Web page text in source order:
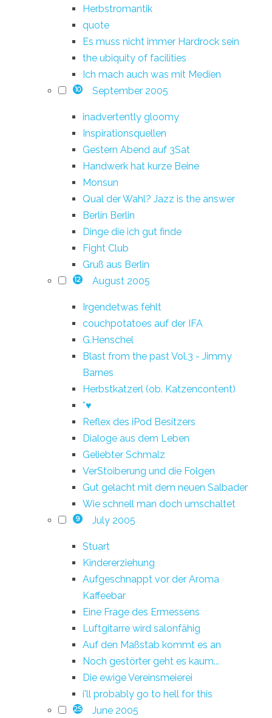
Herbstromantik
quote
Es muss nicht immer Hardrock sein
the ubiquity of facilities
Ich mach auch was mit Medien
10 September 2005
inadvertently gloomy
Inspirationsquellen
Gestern Abend auf 3Sat
Handwerk hat kurze Beine
Monsun
Qual der Wahl? Jazz is the answer
Berlin Berlin
Dinge die ich gut finde
Fight Club
Gruß aus Berlin
12 August 2005
Irgendetwas fehlt
couchpotatoes auf der IFA
G.Henschel
Blast from the past Vol.3 - Jimmy
Barnes
Herbstkatzerl (ob. Katzencontent)
*♥
Reflex des iPod Besitzers
Dialoge aus dem Leben
Geliebter Schmalz
VerStoiberung und die Folgen
Gut gelacht mit dem neuen Salbader
Wie schnell man doch umschaltet
9 July 2005
Stuart
Kindererziehung
Aufgeschnappt vor der Aroma
Kaffeebar
Eine Frage des Ermessens
Luftgitarre wird salonfähig
Auf den Maßstab kommt es an
Noch gestörter geht es kaum...
Die ewige Vereinsmeierei
i'll probably go to hell for this
25 June 2005